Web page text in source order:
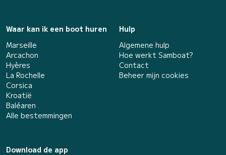
Waar kan ik een boot huren
Marseille
Arcachon
Hyères
La Rochelle
Corsica
Kroatië
Baléaren
Alle bestemmingen
Hulp
Algemene hulp
Hoe werkt Samboat?
Contact
Beheer mijn cookies
Download de app